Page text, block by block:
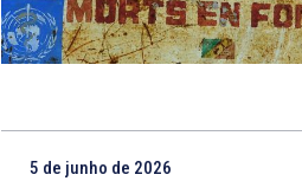
5 de junho de 2026